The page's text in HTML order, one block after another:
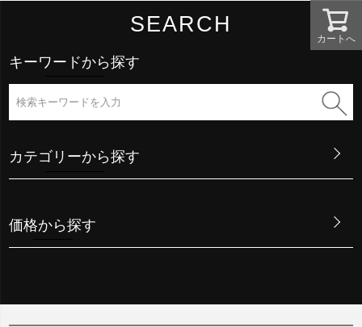
カートへ
SEARCH
キーワードから探す
カテゴリーから探す
価格から探す